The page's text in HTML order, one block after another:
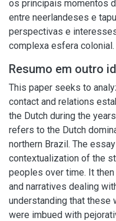
os principais momentos
entre neerlandeses e
perspectivas e
complexa esfera colonial.
Resumo em outro
This paper seeks to
contact and relations
the Dutch during the
refers to the Dutch
northern Brazil. The
contextualization of the
peoples over time. It
and narratives dealing
understanding that these
were imbued with